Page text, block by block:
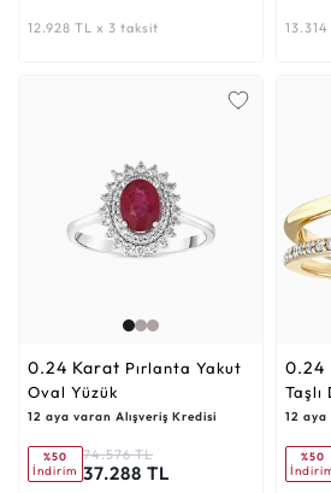
12.928 TL x 3 taksit
0.24 Karat
Oval Yüzük
12 aya varan Alışveriş Kredisi
%50
İndirim
74.576 TL
37.288 TL
0.24
Taşlı
12 aya
%50